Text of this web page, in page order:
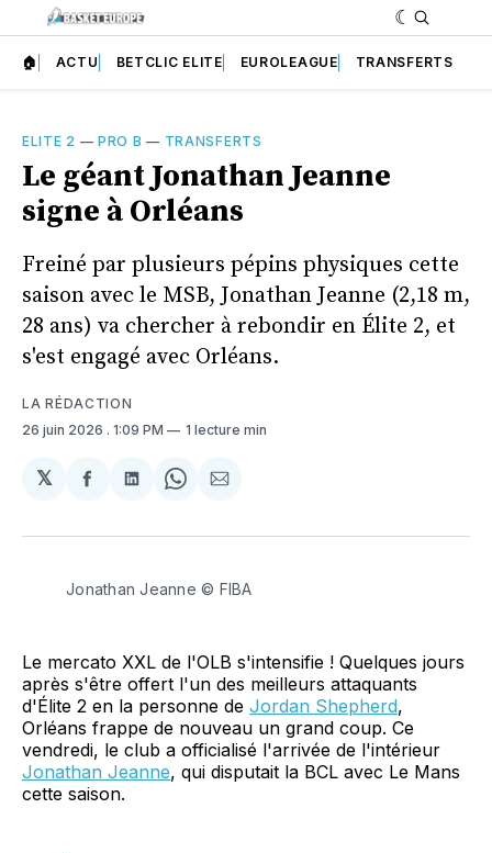
🏠 ACTU BETCLIC ELITE EUROLEAGUE TRANSFERTS
ELITE 2 —PRO B — TRANSFERTS
Le géant Jonathan Jeanne
signe à Orléans
Freiné par plusieurs pépins physiques cette
saison avec le MSB, Jonathan Jeanne (2,18 m,
28 ans) va chercher à rebondir en Élite 2, et
s'est engagé avec Orléans.
LA RÉDACTION
26 juin 2026 . 1:09 PM 1 lecture min
𝕏
Partager
Facebook
Partager
LinkedIn
Share
WhatsApp
Partager
Courriel
Jonathan Jeanne © FIBA
Le mercato XXL de l'OLB s'intensifie ! Quelques jours
après s'être offert l'un des meilleurs attaquants
d'Élite 2 en la personne de Jordan Shepherd,
Orléans frappe de nouveau un grand coup. Ce
vendredi, le club a officialisé l'arrivée de l'intérieur
Jonathan Jeanne, qui disputait la BCL avec Le Mans
cette saison.